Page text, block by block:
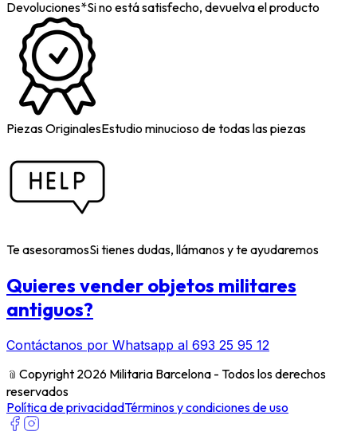
Devoluciones*Si no está satisfecho, devuelva el producto
Piezas OriginalesEstudio minucioso de todas las piezas
Te asesoramosSi tienes dudas, llámanos y te ayudaremos
Quieres vender objetos militares
antiguos?
Contáctanos por Whatsapp al 693 25 95 12
﹫ Copyright 2026 Militaria Barcelona - Todos los derechos
reservados
Política de privacidadTérminos y condiciones de uso